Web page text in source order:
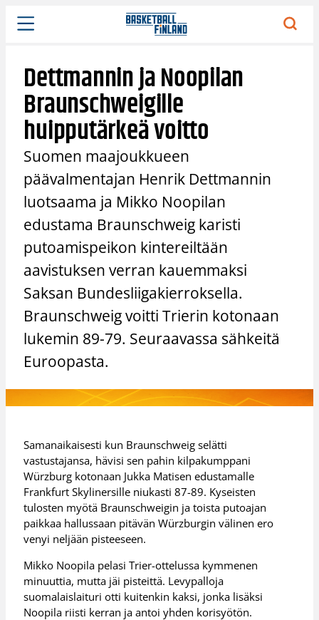
Siirry
sisältöön
Dettmannin ja Noopilan
Braunschweigille
huipputärkeä voitto
Suomen maajoukkueen
päävalmentajan Henrik Dettmannin
luotsaama ja Mikko Noopilan
edustama Braunschweig karisti
putoamispeikon kintereiltään
aavistuksen verran kauemmaksi
Saksan Bundesliigakierroksella.
Braunschweig voitti Trierin kotonaan
lukemin 89-79. Seuraavassa sähkeitä
Euroopasta.
Samanaikaisesti kun Braunschweig selätti
vastustajansa, hävisi sen pahin kilpakumppani
Würzburg kotonaan Jukka Matisen edustamalle
Frankfurt Skylinersille niukasti 87-89. Kyseisten
tulosten myötä Braunschweigin ja toista putoajan
paikkaa hallussaan pitävän Würzburgin välinen ero
venyi neljään pisteeseen.
Mikko Noopila pelasi Trier-ottelussa kymmenen
minuuttia, mutta jäi pisteittä. Levypalloja
suomalaislaituri otti kuitenkin kaksi, jonka lisäksi
Noopila riisti kerran ja antoi yhden korisyötön.